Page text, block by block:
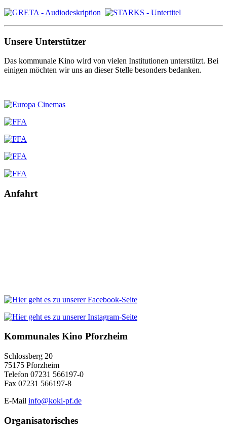
Unsere Unterstützer
Das kommunale Kino wird von vielen Institutionen unterstützt. Bei
einigen möchten wir uns an dieser Stelle besonders bedanken.
Anfahrt
Kommunales Kino Pforzheim
Schlossberg 20
75175 Pforzheim
Telefon 07231 566197-0
Fax 07231 566197-8
E-Mail info@koki-pf.de
Organisatorisches